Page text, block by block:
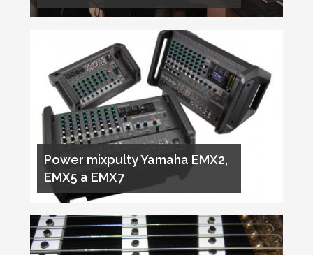
Power mixpulty Yamaha EMX2,
EMX5 a EMX7